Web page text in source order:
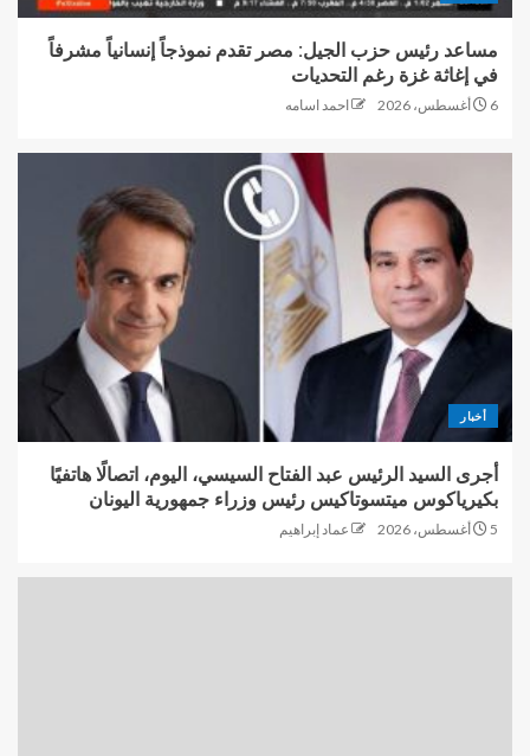
مساعد رئيس حزب الجيل: مصر تقدم نموذجاً إنسانياً مشرفاً
في إغاثة غزة رغم التحديات
6 أغسطس، 2026 احمد اسامه
أخبار
أجرى السيد الرئيس عبد الفتاح السيسي، اليوم، اتصالًا هاتفيًا
بكيرياكوس ميتسوتاكيس رئيس وزراء جمهورية اليونان
5 أغسطس، 2026 عماد إبراهيم